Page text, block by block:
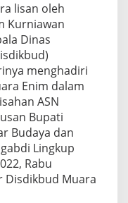
lisan oleh
Kurniawan
Dinas
menghadiri
Enim dalam
ASN
Bupati
Budaya dan
Lingkup
Rabu
Disdikbud Muara